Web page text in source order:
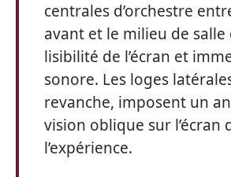
centrales d’orchestre
avant et le milieu de
lisibilité de l’écran et
sonore. Les loges
revanche, imposent un
vision oblique sur l’écran
l’expérience.